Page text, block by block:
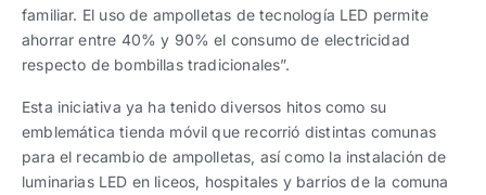
familiar. El uso de ampolletas de tecnología LED permite
ahorrar entre 40% y 90% el consumo de electricidad
respecto de bombillas tradicionales”.
Esta iniciativa ya ha tenido diversos hitos como su
emblemática tienda móvil que recorrió distintas comunas
para el recambio de ampolletas, así como la instalación de
luminarias LED en liceos, hospitales y barrios de la comuna